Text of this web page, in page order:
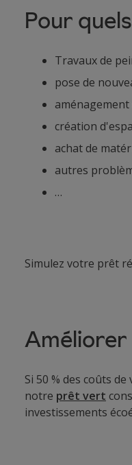
Pour
Travaux de
pose de
création
achat de
autres
…
Simulez votre prêt
Améliorer
Si 50 % des coûts
notre prêt vert
investissements